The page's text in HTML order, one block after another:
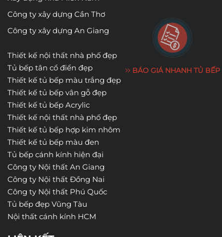
BÁO GIÁ NHANH TỦ BẾP
Công ty xây dựng Cần Thơ
Công ty xây dựng An Giang
Thiết kế nội thất nhà phố đẹp
Tủ bếp tân cổ điển đẹp
Thiết kế tủ bếp màu trắng đẹp
Thiết kế tủ bếp vân gỗ đẹp
Thiết kế tủ bếp Acrylic
Thiết kế nội thất nhà phố đẹp
Thiết kế tủ bếp hợp kim nhôm
Thiết kế tủ bếp màu đen
Tủ bếp cánh kính hiện đại
Công ty Nội thất An Giang
Công ty Nội thất Đồng Nai
Công ty Nội thất Phú Quốc
Tủ bếp đẹp Vũng Tàu
Nội thất cánh kính HCM